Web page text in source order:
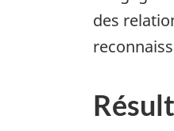
des